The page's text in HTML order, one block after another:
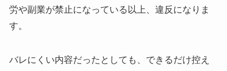
労や副業が禁止になっている以上、違反になりま
す。
バレにくい内容だったとしても、できるだけ控え